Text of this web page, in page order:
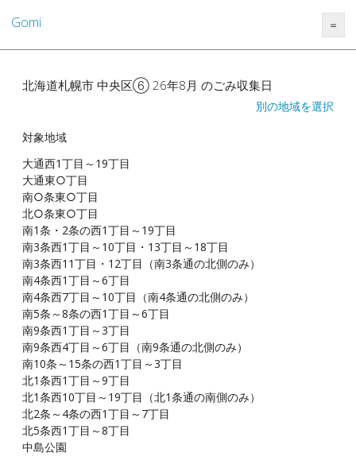
Gomi ＝
北海道札幌市 中央区⑥ 26年8月 のごみ収集日
別の地域を選択
対象地域
大通西1丁目～19丁目
大通東○丁目
南○条東○丁目
北○条東○丁目
南1条・2条の西1丁目～19丁目
南3条西1丁目～10丁目・13丁目～18丁目
南3条西11丁目・12丁目（南3条通の北側のみ）
南4条西1丁目～6丁目
南4条西7丁目～10丁目（南4条通の北側のみ）
南5条～8条の西1丁目～6丁目
南9条西1丁目～3丁目
南9条西4丁目～6丁目（南9条通の北側のみ）
南10条～15条の西1丁目～3丁目
北1条西1丁目～9丁目
北1条西10丁目～19丁目（北1条通の南側のみ）
北2条～4条の西1丁目～7丁目
北5条西1丁目～8丁目
中島公園